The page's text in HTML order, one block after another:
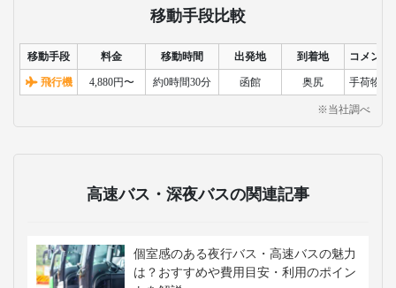
移動手段比較
移動手段 料金 移動時間 出発地 到着地 コメント
飛行機 4,880円〜 約0時間30分 函館 奥尻 手荷物検
※当社調べ
高速バス・深夜バスの関連記事
個室感のある夜行バス・高速バスの魅力
は？おすすめや費用目安・利用のポイン